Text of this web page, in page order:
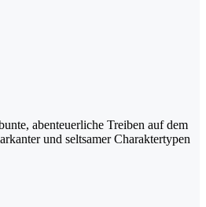
abenteuerliche Treiben auf dem
und seltsamer Charaktertypen